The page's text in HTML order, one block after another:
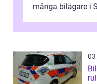
många bilägare i
03